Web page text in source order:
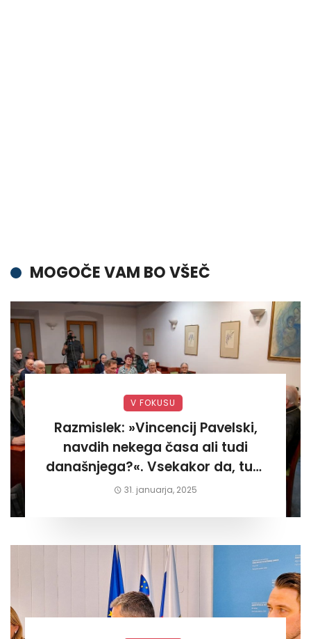
MOGOČE VAM BO VŠEČ
V FOKUSU
Razmislek: »Vincencij Pavelski,
navdih nekega časa ali tudi
današnjega?«. Vsekakor da, tudi
današnjega«
31. januarja, 2025